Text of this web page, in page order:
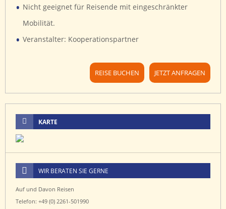
• Nicht geeignet für Reisende mit eingeschränkter
Mobilität.
• Veranstalter: Kooperationspartner
JETZT ANFRAGEN
REISE BUCHEN
KARTE
WIR BERATEN SIE GERNE
Auf und Davon Reisen
Telefon: +49 (0) 2261-501990